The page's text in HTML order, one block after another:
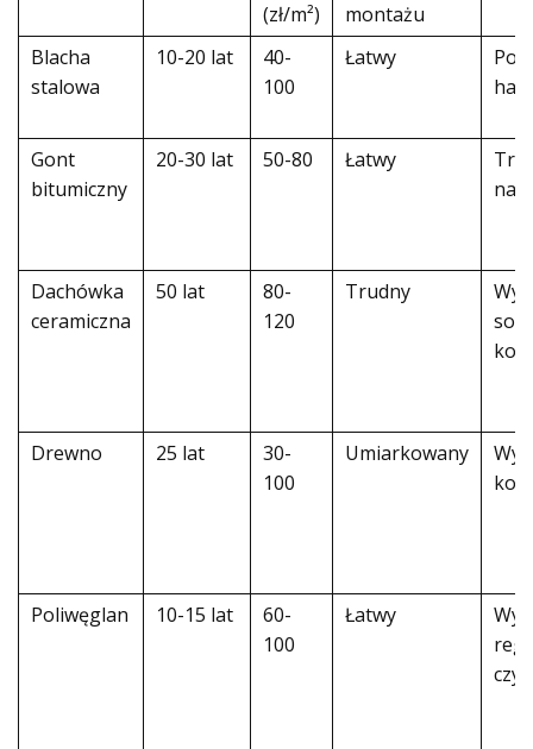
(zł/m²)
montażu
Blacha
stalowa
10-20 lat
40-
100
Łatwy
Gont
bitumiczny
20-30 lat 50-80 Łatwy
Dachówka
ceramiczna
50 lat
80-
120
Trudny
Drewno 25 lat
30-
100
Umiarkowany
Poliwęglan 10-15 lat
60-
100
Łatwy